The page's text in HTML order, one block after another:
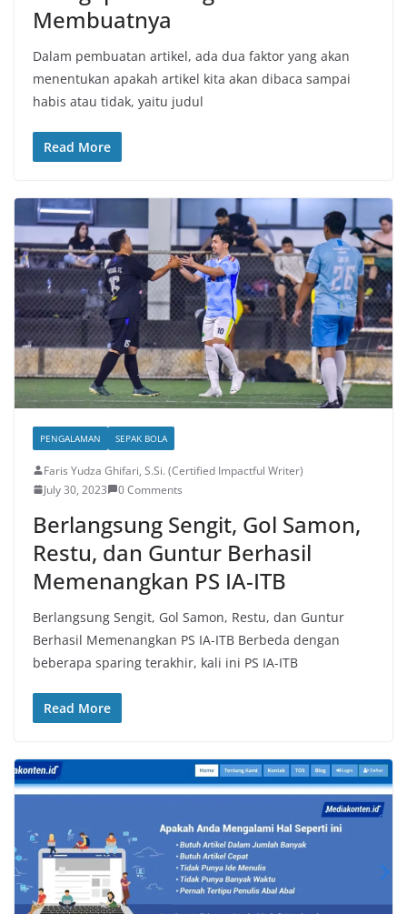
Membuatnya
Dalam pembuatan artikel, ada dua faktor yang akan
menentukan apakah artikel kita akan dibaca sampai
habis atau tidak, yaitu judul
Read More
PENGALAMAN SEPAK BOLA
Faris Yudza Ghifari, S.Si. (Certified Impactful Writer)
July 30, 2023
0 Comments
Berlangsung Sengit, Gol Samon,
Restu, dan Guntur Berhasil
Memenangkan PS IA-ITB
Berlangsung Sengit, Gol Samon, Restu, dan Guntur
Berhasil Memenangkan PS IA-ITB Berbeda dengan
beberapa sparing terakhir, kali ini PS IA-ITB
Read More